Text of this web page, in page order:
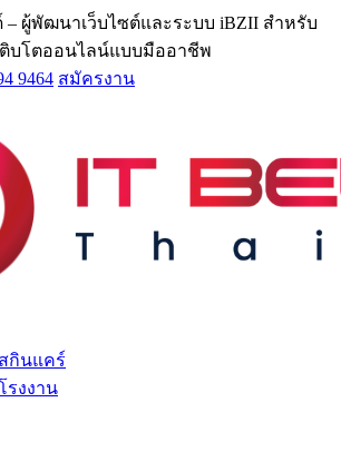
ผู้พัฒนาเว็บไซต์และระบบ iBZII สำหรับ
ติบโตออนไลน์แบบมืออาชีพ
9464 สมัครงาน
กินแคร์
รงงาน